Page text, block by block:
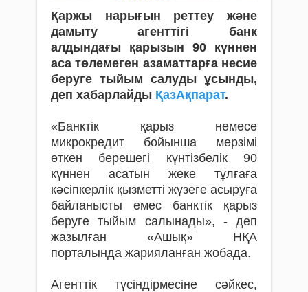
Қаржы нарығын реттеу және
дамыту агенттігі банк
алдындағы қарызын 90 күннен
аса төлемеген азаматтарға несие
беруге тыйым салуды ұсынды,
деп хабарлайды ҚазАқпарат.
«Банктік қарыз немесе
микрокредит бойынша мерзімі
өткен берешегі күнтізбелік 90
күннен асатын жеке тұлғаға
кәсіпкерлік қызметті жүзеге асыруға
байланысты емес банктік қарыз
беруге тыйым салынады», - деп
жазылған «Ашық» НҚА
порталында жарияланған жобада.
Агенттік түсіндірмесіне сәйкес,